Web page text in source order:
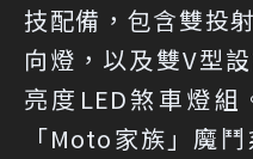
技配備，包含雙投
向燈，以及雙V型
亮度LED煞車燈組
「Moto家族」魔